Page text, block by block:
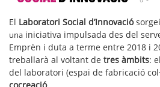
El Laboratori Social d’Innovació
una iniciativa impulsada des del
Emprèn i duta a terme entre 2018 i
treballarà al voltant de tres àmbits: el
del laboratori (espai de fabricació